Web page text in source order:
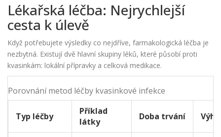
Lékařská léčba: Nejrychlejší
cesta k úlevě
Když potřebujete výsledky co nejdříve, farmakologická léčba je
nezbytná. Existují dvě hlavní skupiny léků, které působí proti
kvasinkám: lokální přípravky a celková medikace.
Porovnání metod léčby kvasinkové infekce
Typ léčby
Příklad
látky
Doba trvání